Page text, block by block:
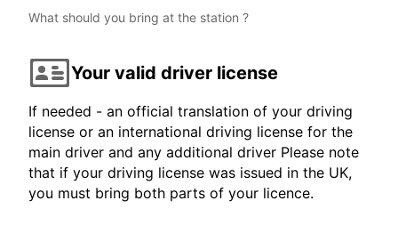
What should you bring at the station ?
Your valid driver license
If needed - an official translation of your driving
license or an international driving license for the
main driver and any additional driver Please note
that if your driving license was issued in the UK,
you must bring both parts of your licence.